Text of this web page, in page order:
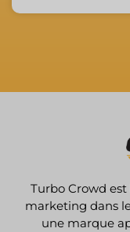
Turbo Crowd
marketing dans
une marque